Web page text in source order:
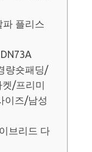
파 플리스
량숏패딩/
/프리미
이즈/남성
브리드 다